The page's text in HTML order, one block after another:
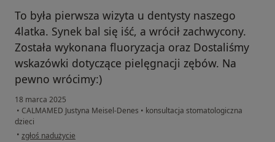
To była pierwsza wizyta u dentysty naszego
4latka. Synek bal się iść, a wrócił zachwycony.
Została wykonana fluoryzacja oraz Dostaliśmy
wskazówki dotyczące pielęgnacji zębów. Na
pewno wrócimy:)
18 marca 2025
• CALMAMED Justyna Meisel-Denes • konsultacja stomatologiczna
dzieci
• w opinii użytkownika Mariola
zgłoś nadużycie